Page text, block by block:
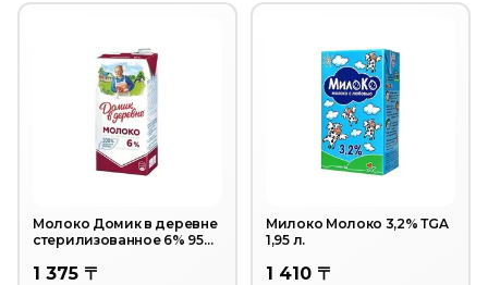
Молоко Домик в деревне
стерилизованное 6% 950
1 375 〒
Милоко Молоко 3,2% ТGA
1,95 л.
1 410 〒